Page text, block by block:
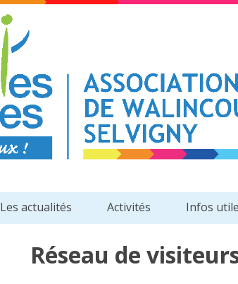
Les actualités Activités Infos
Réseau de